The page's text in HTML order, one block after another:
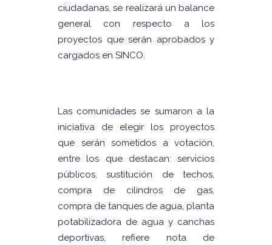
ciudadanas, se realizará un balance
general con respecto a los
proyectos que serán aprobados y
cargados en SINCO.
Las comunidades se sumaron a la
iniciativa de elegir los proyectos
que serán sometidos a votación,
entre los que destacan: servicios
públicos, sustitución de techos,
compra de cilindros de gas,
compra de tanques de agua, planta
potabilizadora de agua y canchas
deportivas, refiere nota de